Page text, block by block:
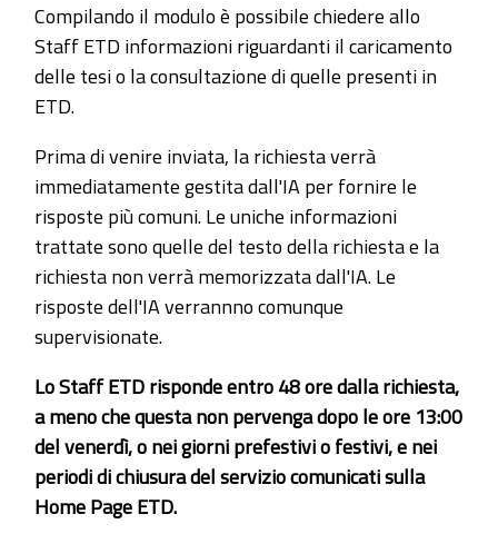
Compilando il modulo è possibile chiedere allo
Staff ETD informazioni riguardanti il caricamento
delle tesi o la consultazione di quelle presenti in
ETD.
Prima di venire inviata, la richiesta verrà
immediatamente gestita dall'IA per fornire le
risposte più comuni. Le uniche informazioni
trattate sono quelle del testo della richiesta e la
richiesta non verrà memorizzata dall'IA. Le
risposte dell'IA verrannno comunque
supervisionate.
Lo Staff ETD risponde entro 48 ore dalla richiesta,
a meno che questa non pervenga dopo le ore 13:00
del venerdì, o nei giorni prefestivi o festivi, e nei
periodi di chiusura del servizio comunicati sulla
Home Page ETD.